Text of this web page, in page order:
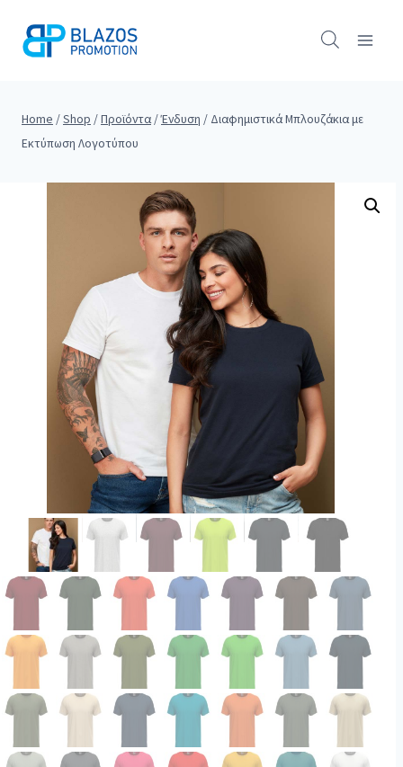
Home /Shop /Προϊόντα /Ένδυση / Διαφημιστικά Μπλουζάκια με
Εκτύπωση Λογοτύπου